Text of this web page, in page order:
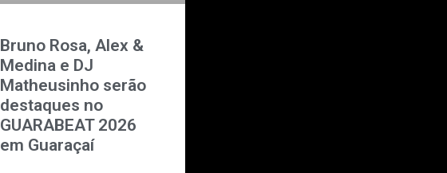
Bruno Rosa, Alex &
Medina e DJ
Matheusinho serão
destaques no
GUARABEAT 2026
em Guaraçaí